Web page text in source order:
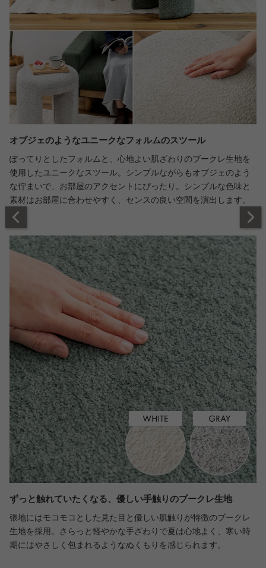
オブジェのようなユニークなフォルムのスツール
ぽってりとしたフォルムと、心地よい肌ざわりのブークレ生地を
使用したユニークなスツール。シンプルながらもオブジェのよう
な佇まいで、お部屋のアクセントにぴったり。シンプルな色味と
素材はお部屋に合わせやすく、センスの良い空間を演出します。
ずっと触れていたくなる、優しい手触りのブークレ生地
張地にはモコモコとした見た目と優しい肌触りが特徴のブークレ
生地を採用。さらっと軽やかな手ざわりで夏は心地よく、寒い時
期にはやさしく包まれるようなぬくもりを感じられます。